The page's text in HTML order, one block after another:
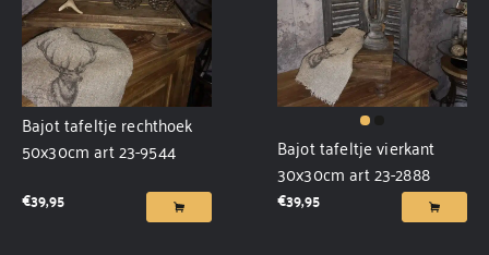
Bajot tafeltje rechthoek
50x30cm art 23-9544
€39,95
Bajot tafeltje vierkant
30x30cm art 23-2888
€39,95